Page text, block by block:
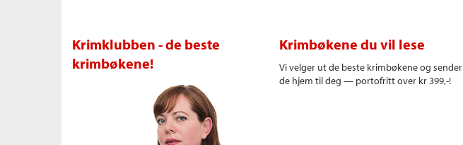
Krimklubben - de beste
krimbøkene!
Krimbøkene du vil lese
Vi velger ut de beste krimbøkene og sender
de hjem til deg — portofritt over kr 399,-!